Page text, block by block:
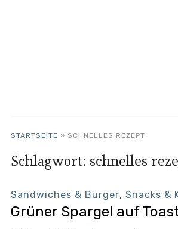
STARTSEITE » SCHNELLES REZEPT
Schlagwort: schnelles
Sandwiches & Burger, Snacks &
Grüner Spargel auf